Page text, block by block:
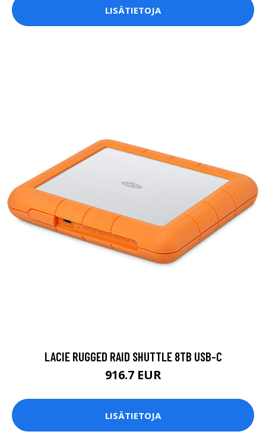
LISÄTIETOJA
LACIE RUGGED RAID SHUTTLE 8TB USB-C
916.7 EUR
LISÄTIETOJA